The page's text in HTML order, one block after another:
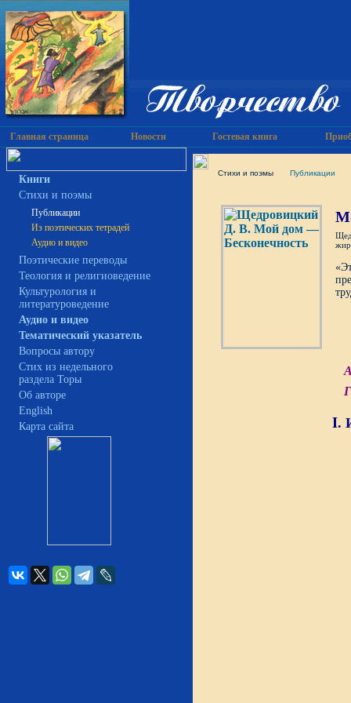
Главная страница Новости Гостевая книга
Книги
Cтихи и поэмы
Публикации
Из поэтических тетрадей
Аудио и видео
Поэтические переводы
Теология и религиоведение
Культурология и
литературоведение
Аудио и видео
Тематический указатель
Вопросы автору
Стих из недельного
раздела Торы
Об авторе
English
Карта сайта
Cтихи и поэмы Публикации
I.